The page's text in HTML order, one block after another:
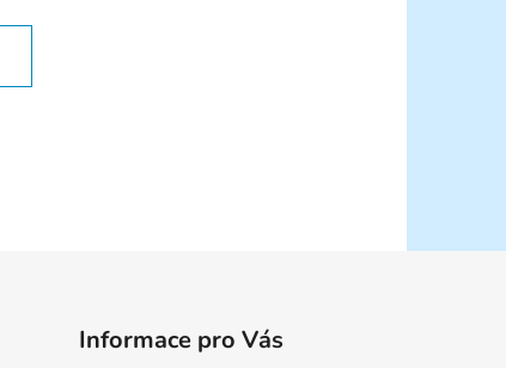
Informace pro Vás